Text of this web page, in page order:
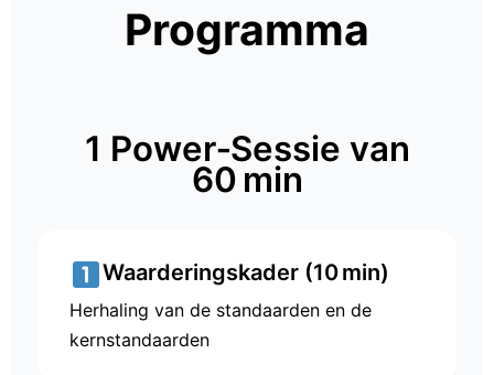
Programma
1 Power‑Sessie van
60 min
Waarderingskader (10 min)
Herhaling van de standaarden en de
kernstandaarden